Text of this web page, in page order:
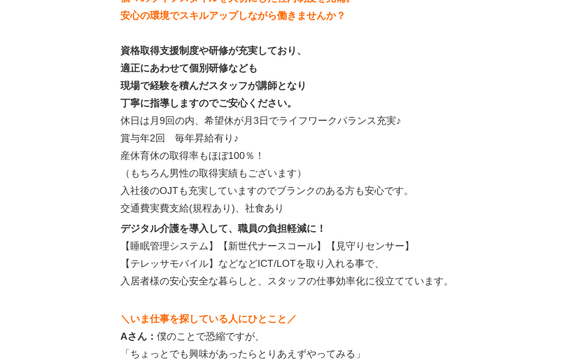
安心の環境でスキルアップしながら働きませんか？
資格取得支援制度や研修が充実しており、
適正にあわせて個別研修なども
現場で経験を積んだスタッフが講師となり
丁寧に指導しますのでご安心ください。
休日は月9回の内、希望休が月3日でライフワークバランス充実♪
賞与年2回 毎年昇給有り♪
産休育休の取得率もほぼ100％！
（もちろん男性の取得実績もございます）
入社後のOJTも充実していますのでブランクのある方も安心です。
交通費実費支給(規程あり)、社食あり
デジタル介護を導入して、職員の負担軽減に！
【睡眠管理システム】【新世代ナースコール】【見守りセンサー】
【テレッサモバイル】などなどICT/LOTを取り入れる事で、
入居者様の安心安全な暮らしと、スタッフの仕事効率化に役立てています。
＼いま仕事を探している人にひとこと／
Aさん： 僕のことで恐縮ですが、
「ちょっとでも興味があったらとりあえずやってみる」